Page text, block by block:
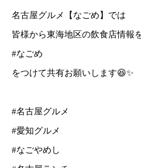
名古屋グルメ【なごめ】では
皆様から東海地区の飲食店情報
#なごめ
をつけて共有お願いします😆✨
#名古屋グルメ
#愛知グルメ
#なごやめし